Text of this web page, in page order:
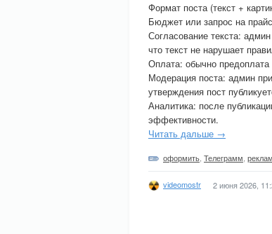
Формат поста (текст +
Бюджет или запрос на
Согласование текста:
что текст не нарушает
Оплата: обычно предоплата
Модерация поста: админ
утверждения пост
Аналитика: после
эффективности.
Читать дальше →
оформить Телеграмм
videomostr 2 июня 2026,